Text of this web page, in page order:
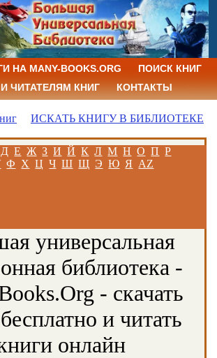
НА MANY-BOOKS.ORG
ПОИСК КНИГ
ЧИТАТЕЛЯМ КНИГ
КОНТАКТЫ
ИСКАТЬ КНИГУ В БИБЛИОТЕКЕ
Д Е Ж З И Й К Л М Н О П Р
Ф Х Ц Ч Ш Щ Э Ю Я AZ
универсальная
библиотека -
- скачать
и читать
онлайн